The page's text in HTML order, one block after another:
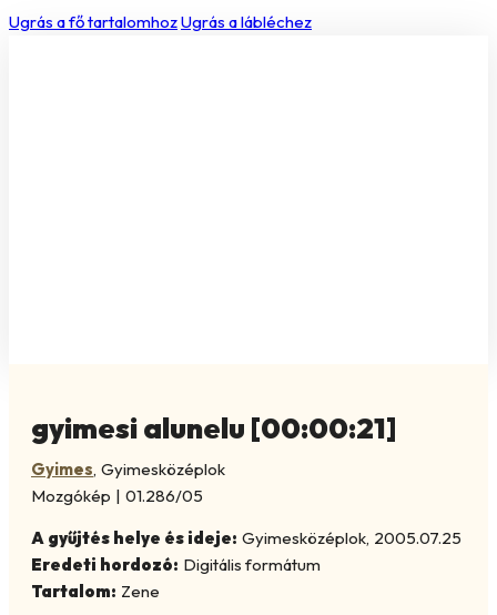
Ugrás a fő tartalomhozUgrás a lábléchez
gyimesi alunelu [00:00:21]
Gyimes, Gyimesközéplok
Mozgókép | 01.286/05
A gyűjtés helye és ideje: Gyimesközéplok, 2005.07.25
Eredeti hordozó: Digitális formátum
Tartalom: Zene